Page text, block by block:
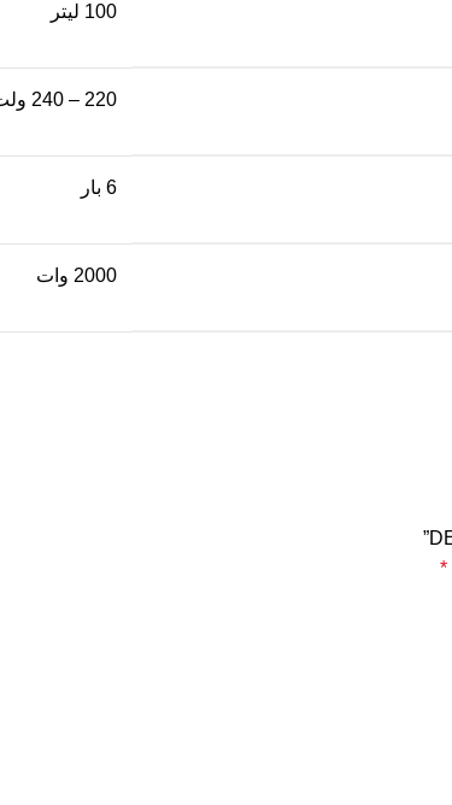
100 لیتر
220 – 240 ولت
6 بار
2000 وات
*